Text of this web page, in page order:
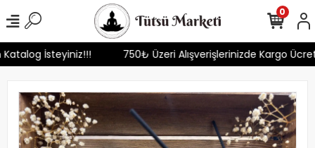
Katalog İsteyiniz!!! 750₺ Üzeri Alışverişlerinizde Kargo
0